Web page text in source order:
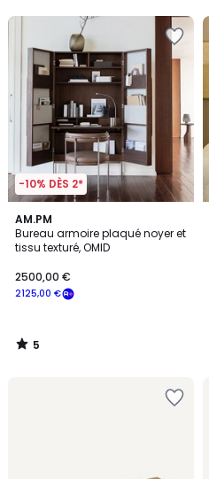
-10% DÈS 2*
AM.PM
Bureau armoire plaqué noyer et
tissu texturé, OMID
2125,00 €
2500,00 €
5
/
5
5
/